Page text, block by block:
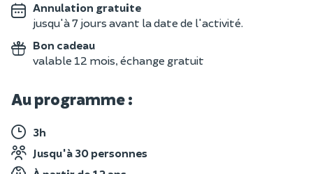
Annulation gratuite
jusqu'à 7 jours avant la date de l'activité.
Bon cadeau
valable 12 mois, échange gratuit
Au programme :
3h
Jusqu'à 30 personnes